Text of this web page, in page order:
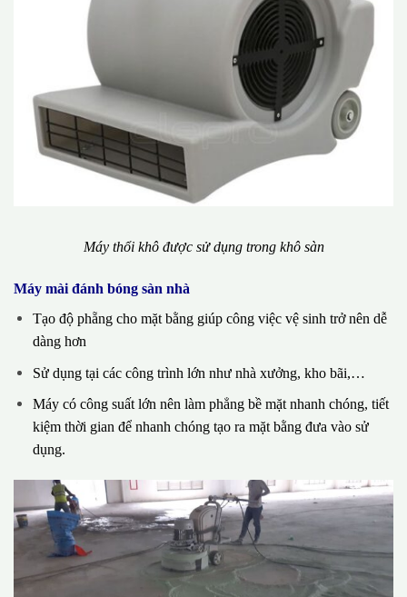
Máy thổi khô được sử dụng trong khô sàn
Máy mài đánh bóng sàn nhà
Tạo độ phẵng cho mặt bằng giúp công việc vệ sinh trở nên dễ
dàng hơn
Sử dụng tại các công trình lớn như nhà xưởng, kho bãi,…
Máy có công suất lớn nên làm phẳng bề mặt nhanh chóng, tiết
kiệm thời gian để nhanh chóng tạo ra mặt bằng đưa vào sử
dụng.